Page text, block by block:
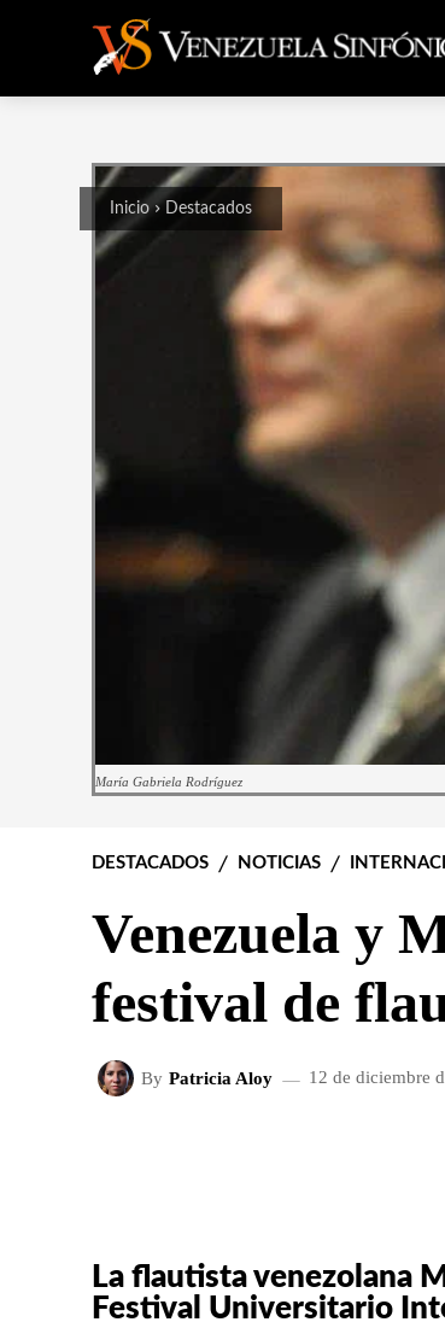
Inicio Destacados
María Gabriela Rodríguez
DESTACADOS NOTICIAS
Venezuela y
festival de
By Patricia Aloy 12 de diciembre
La flautista venezolana
Festival Universitario